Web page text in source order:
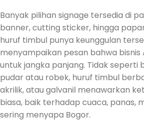
Banyak pilihan signage tersedia di
banner, cutting sticker, hingga
huruf timbul punya keunggulan
menyampaikan pesan bahwa bisnis
untuk jangka panjang. Tidak seperti
pudar atau robek, huruf timbul
akrilik, atau galvanil menawarkan
biasa, baik terhadap cuaca, panas,
sering menyapa Bogor.